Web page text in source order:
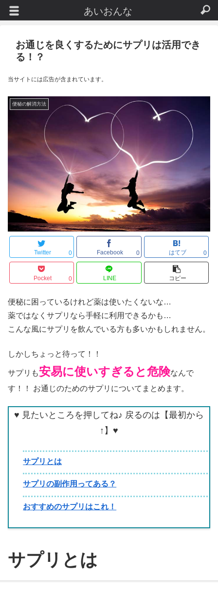
お通じを良くするためにサプリは活用でき
る！？
当サイトには広告が含まれています。
便秘の解消方法
Twitter 0 Facebook 0 はてブ 0
Pocket 0 LINE コピー
便秘に困っているけれど薬は使いたくないな…
薬ではなくサプリなら手軽に利用できるかも…
こんな風にサプリを飲んでいる方も多いかもしれません。
しかしちょっと待って！！
サプリも安易に使いすぎると危険なんで
す！！ お通じのためのサプリについてまとめます。
♥ 見たいところを押してね♪ 戻るのは【最初から
↑】♥
サプリとは
サプリの副作用ってある？
おすすめのサプリはこれ！
サプリとは
あいおんな